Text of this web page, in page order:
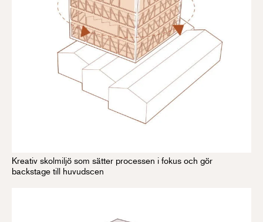
Kreativ skolmiljö som sätter processen i fokus och gör
backstage till huvudscen